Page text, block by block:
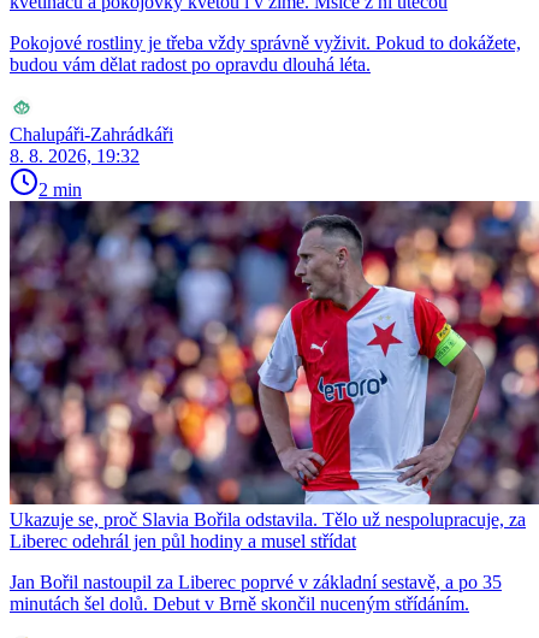
Pokojové rostliny je třeba vždy správně vyživit. Pokud to dokážete,
budou vám dělat radost po opravdu dlouhá léta.
Chalupáři-Zahrádkáři
8. 8. 2026, 19:32
2 min
Ukazuje se, proč Slavia Bořila odstavila. Tělo už nespolupracuje, za
Liberec odehrál jen půl hodiny a musel střídat
Jan Bořil nastoupil za Liberec poprvé v základní sestavě, a po 35
minutách šel dolů. Debut v Brně skončil nuceným střídáním.